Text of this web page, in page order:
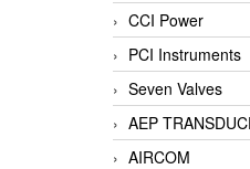
CCI Power
PCI Instruments
Seven Valves
AEP
AIRCOM